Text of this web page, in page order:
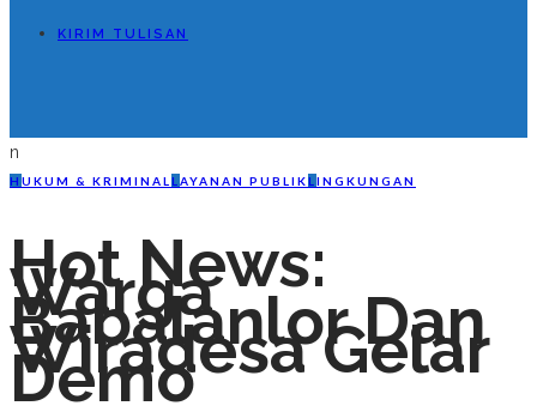
KIRIM TULISAN
n
H UKUM & KRIMINAL L AYANAN PUBLIKL INGKUNGAN
Hot News:
Warga
Babalanlor Dan
Wiradesa Gelar
Demo